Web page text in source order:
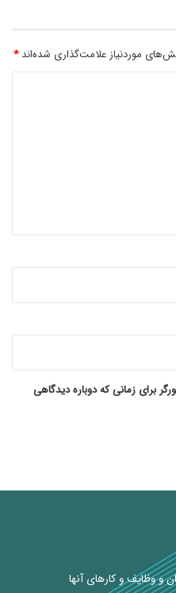
موردنیاز علامت‌گذاری شده‌اند*
برای زمانی که دوباره دیدگاهی
و وظایف و کارهای آنها